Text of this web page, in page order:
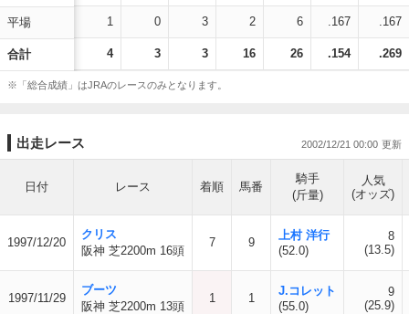
平場
合計
1 0 3 2 6 .167 .167
4 3 3 16 26 .154 .269
※「総合成績」はJRAのレースのみとなります。
出走レース 2002/12/21 00:00
日付 レース 着順 馬番
騎手
(斤量)
人気
(オッズ)
1997/12/20
クリス
阪神 芝2200m 16頭
7 9
上村 洋行
(52.0)
8
(13.5)
1997/11/29
ブーツ
阪神 芝2200m 13頭
1 1
J.コレット
(55.0)
9
(25.9)